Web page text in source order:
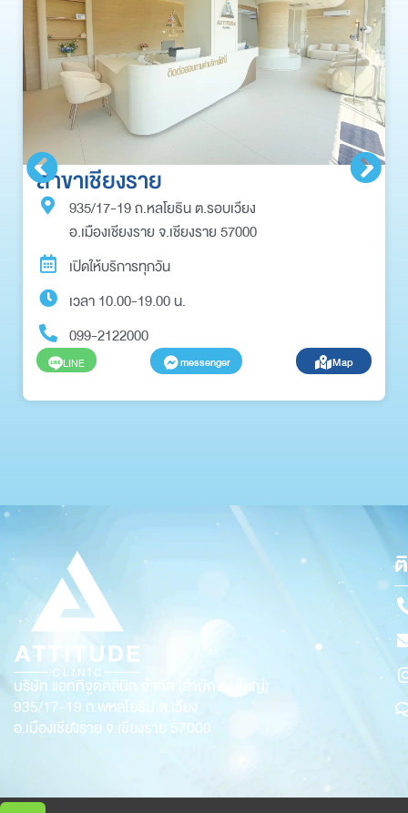
สาขาเชียงราย
935/17-19 ถ.หลโยธิน ต.รอบเวียง
อ.เมืองเชียงราย จ.เชียงราย 57000
เปิดให้บริการทุกวัน
เวลา 10.00-19.00 น.
099-2122000
LINE messenger Map
บริษัท แอททิจูดคลินิก จำกัด (สำนักงานใหญ่)
935/17-19 ถ.พหลโยธิน ต.เวียง
อ.เมืองเชียงราย จ.เชียงราย 57000